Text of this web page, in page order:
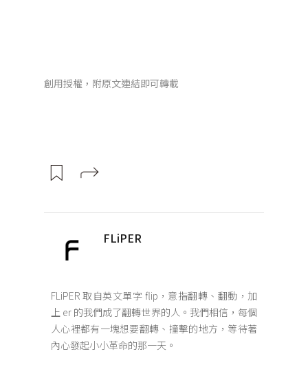
創用授權，附原文連結即可轉載
FLiPER
FLiPER 取自英文單字 flip，意指翻轉、翻動，加
上 er 的我們成了翻轉世界的人。我們相信，每個
人心裡都有一塊想要翻轉、撞擊的地方，等待著
內心發起小小革命的那一天。